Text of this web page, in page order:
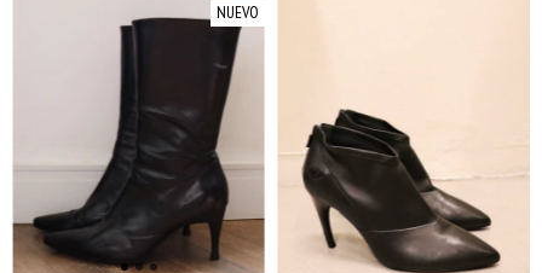
NUEVO